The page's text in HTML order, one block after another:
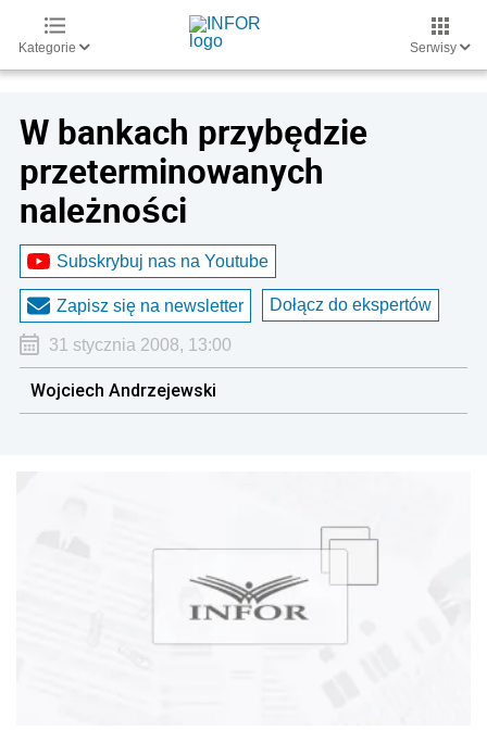
Kategorie Serwisy
W bankach przybędzie
przeterminowanych
należności
Subskrybuj nas na Youtube
Zapisz się na newsletter Dołącz do ekspertów
31 stycznia 2008, 13:00
Wojciech Andrzejewski